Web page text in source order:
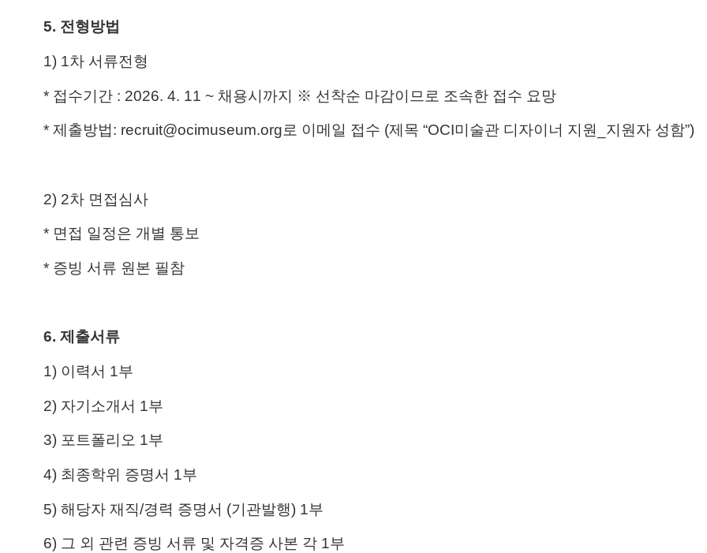
5. 전형방법
1) 1차 서류전형
* 접수기간: 2026. 4. 11 ~ 채용시까지 ※ 선착순 마감이므로 조속한 접수 요망
* 제출방법: recruit@ocimuseum.org로 이메일 접수 (제목 “OCI미술관 디자이너 지원 지원자 성함”)
2) 2차 면접심사
* 면접 일정은 개별 통보
* 증빙 서류 원본 필참
6. 제출서류
1) 이력서 1부
2) 자기소개서 1부
3) 포트폴리오 1부
4) 최종학위 증명서 1부
5) 해당자 재직/경력 증명서 (기관발행) 1부
6) 그 외 관련 증빙 서류 및 자격증 사본 각1부